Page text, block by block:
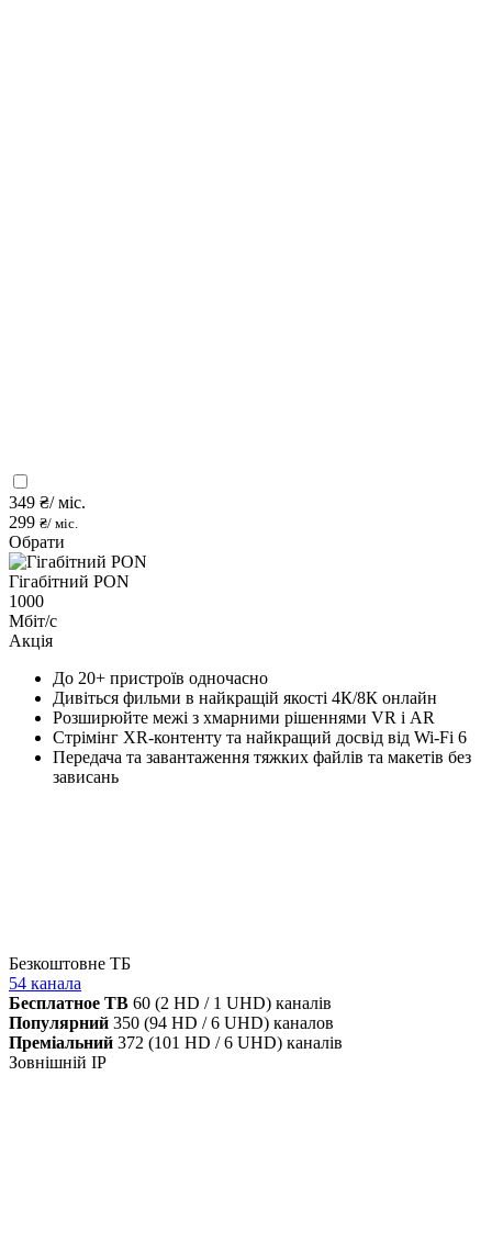
349 ₴/ міс.
299 ₴/ міс.
Обрати
Гігабітний PON
1000
Мбіт/с
Акція
До 20+ пристроїв одночасно
Дивіться фильми в найкращій якості 4К/8К онлайн
Розширюйте межі з хмарними рішеннями VR і AR
Стрімінг XR-контенту та найкращий досвід від Wi-Fi 6
Передача та завантаження тяжких файлів та макетів без
зависань
Безкоштовне ТБ
54 канала
Бесплатное ТВ 60 (2 HD / 1 UHD) каналів
Популярний 350 (94 HD / 6 UHD) каналов
Преміальний 372 (101 HD / 6 UHD) каналів
Зовнішній IP